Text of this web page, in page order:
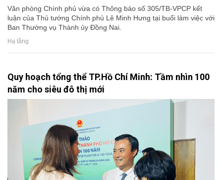
Văn phòng Chính phủ vừa có Thông báo số 305/TB-VPCP kết
luận của Thủ tướng Chính phủ Lê Minh Hưng tại buổi làm việc với
Ban Thường vụ Thành ủy Đồng Nai.
Hạ tầng
Quy hoạch tổng thể TP.Hồ Chí Minh: Tầm nhìn 100
năm cho siêu đô thị mới